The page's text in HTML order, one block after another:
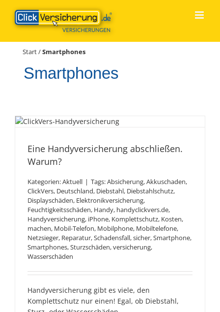
Inhalt
springen
Start/Smartphones
Smartphones
Eine Handyversicherung
abschließen. Warum?
Eine Handyversicherung abschließen.
Warum?
Kategorien:Aktuell | Tags:Absicherung,Akkuschaden,
ClickVers, Deutschland, Diebstahl, Diebstahlschutz,
Displayschäden, Elektronikversicherung,
Feuchtigkeitsschäden, Handy, handyclickvers.de,
Handyversicherung, iPhone, Komplettschutz, Kosten,
machen, Mobil-Telefon, Mobilphone, Mobiltelefone,
Netzsieger, Reparatur,Schadensfall,sicher,Smartphone,
Smartphones,Sturzschäden,versicherung,
Wasserschäden
Handyversicherung gibt es viele, den
Komplettschutz nur einen! Egal, ob Diebstahl,